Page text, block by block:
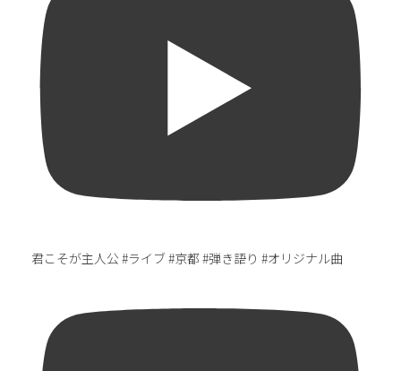
君こそが主人公 #ライブ #京都 #弾き語り #オリジナル曲